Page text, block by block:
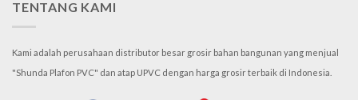
TENTANG KAMI
Kami adalah perusahaan distributor besar grosir bahan bangunan yang menjual
"Shunda Plafon PVC" dan atap UPVC dengan harga grosir terbaik di Indonesia.